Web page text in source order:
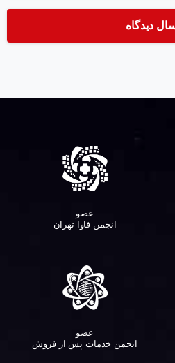
عضو
انجمن فاوا تهران
عضو
انجمن خدمات پس از فروش